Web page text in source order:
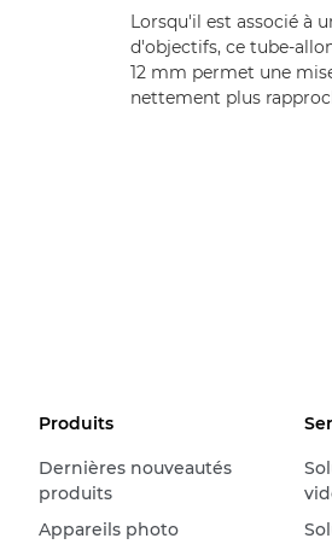
Lorsqu'il est associé à
d'objectifs, ce tube-
12 mm permet une
nettement plus
Produits
Dernières nouveautés
produits
Appareils photo